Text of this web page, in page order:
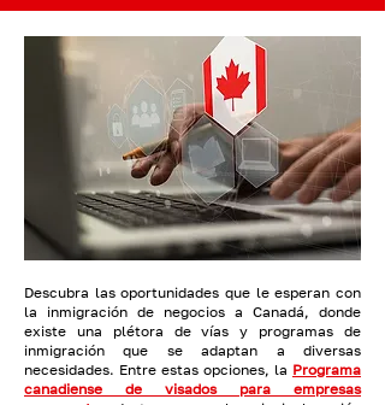
Descubra las oportunidades que le esperan con
la inmigración de negocios a Canadá, donde
existe una plétora de vías y programas de
inmigración que se adaptan a diversas
necesidades. Entre estas opciones, la Programa
canadiense de visados para empresas